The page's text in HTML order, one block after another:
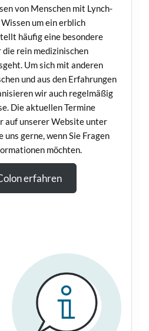
von Menschen mit Lynch-
um ein erblich
häufig eine besondere
die rein medizinischen
Um sich mit anderen
und aus den Erfahrungen
wir auch regelmäßig
Die aktuellen Termine
auf unserer Website unter
uns gerne, wenn Sie Fragen
möchten.
erfahren